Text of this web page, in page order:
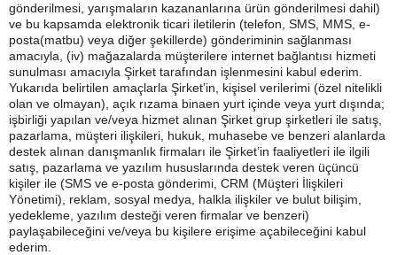
gönderilmesi, yarışmaların kazananlarına ürün gönderilmesi dahil)
ve bu kapsamda elektronik ticari iletilerin (telefon, SMS, MMS, e-
posta(matbu) veya diğer şekillerde) gönderiminin sağlanması
amacıyla, (iv) mağazalarda müşterilere internet bağlantısı hizmeti
sunulması amacıyla Şirket tarafından işlenmesini kabul ederim.
Yukarıda belirtilen amaçlarla Şirket’in, kişisel verilerimi (özel nitelikli
olan ve olmayan), açık rızama binaen yurt içinde veya yurt dışında;
işbirliği yapılan ve/veya hizmet alınan Şirket grup şirketleri ile satış,
pazarlama, müşteri ilişkileri, hukuk, muhasebe ve benzeri alanlarda
destek alınan danışmanlık firmaları ile Şirket’in faaliyetleri ile ilgili
satış, pazarlama ve yazılım hususlarında destek veren üçüncü
kişiler ile (SMS ve e-posta gönderimi, CRM (Müşteri İlişkileri
Yönetimi), reklam, sosyal medya, halkla ilişkiler ve bulut bilişim,
yedekleme, yazılım desteği veren firmalar ve benzeri)
paylaşabileceğini ve/veya bu kişilere erişime açabileceğini kabul
ederim.